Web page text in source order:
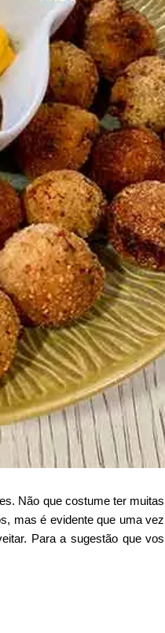
Não que costume ter muitas
mas é evidente que uma vez
Para a sugestão que vos